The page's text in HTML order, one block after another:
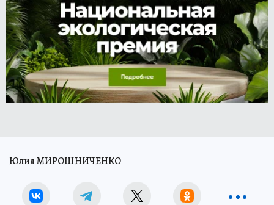
Юлия МИРОШНИЧЕНКО